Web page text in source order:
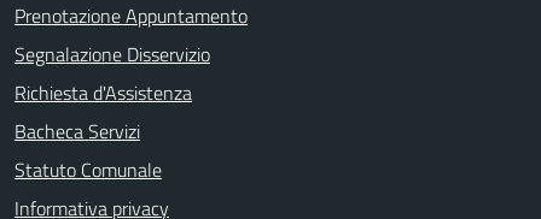
Prenotazione Appuntamento
Segnalazione Disservizio
Richiesta d'Assistenza
Bacheca Servizi
Statuto Comunale
Informativa privacy